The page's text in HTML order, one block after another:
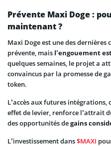
Prévente Maxi Doge :
maintenant ?
Maxi Doge est une des
prévente, mais l’engouement
quelques semaines, le projet a
convaincus par la promesse de
token.
L’accès aux futures
effet de levier, renforce l’attrait
des opportunités degains
L’investissement dans$MAXI